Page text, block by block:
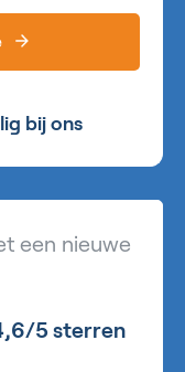
bij ons
een nieuwe
5 sterren